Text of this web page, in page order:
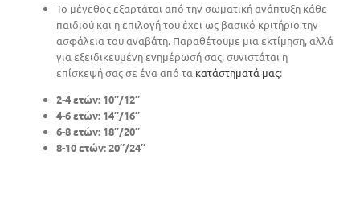
Το μέγεθος εξαρτάται από την σωματική ανάπτυξη κάθε
παιδιού και η επιλογή του έχει ως βασικό κριτήριο την
ασφάλεια του αναβάτη. Παραθέτουμε μια εκτίμηση, αλλά
για εξειδικευμένη ενημέρωσή σας, συνιστάται η
επίσκεψή σας σε ένα από τα κατάστηματά μας:
2-4 ετών: 10″/12″
4-6 ετών: 14″/16″
6-8 ετών: 18″/20″
8-10 ετών: 20″/24″